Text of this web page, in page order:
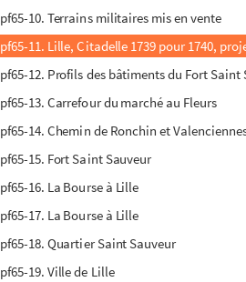
pf65-10. Terrains militaires mis en vente
pf65-11. Lille, Citadelle 1739 pour 1740,
pf65-12. Profils des bâtiments du Fort Saint
pf65-13. Carrefour du marché au Fleurs
pf65-14. Chemin de Ronchin et
pf65-15. Fort Saint Sauveur
pf65-16. La Bourse à Lille
pf65-17. La Bourse à Lille
pf65-18. Quartier Saint Sauveur
pf65-19. Ville de Lille